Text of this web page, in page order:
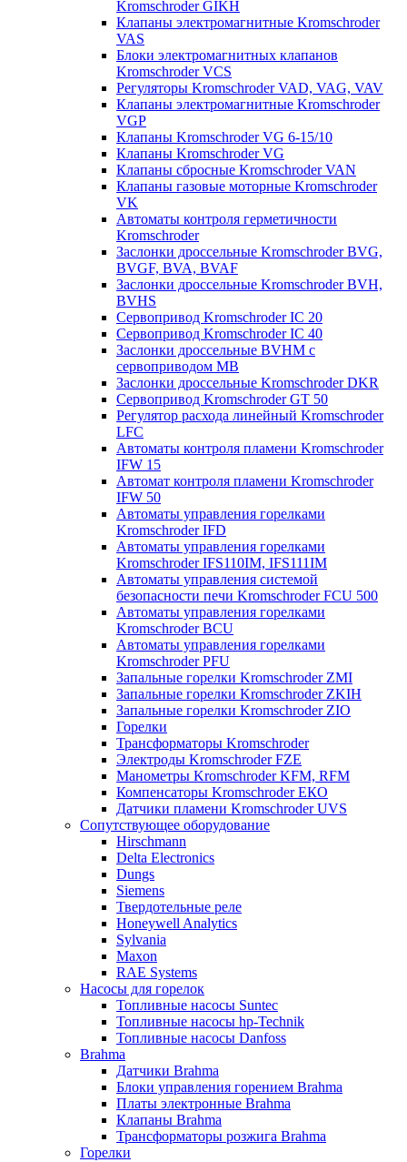
Kromschroder GIKH
Клапаны электромагнитные Kromschroder
VAS
Блоки электромагнитных клапанов
Kromschroder VCS
Регуляторы Kromschroder VAD, VAG, VAV
Клапаны электромагнитные Kromschroder
VGP
Клапаны Kromschroder VG 6-15/10
Клапаны Kromschroder VG
Клапаны сбросные Kromschroder VAN
Клапаны газовые моторные Kromschroder
VK
Автоматы контроля герметичности
Kromschroder
Заслонки дроссельные Kromschroder BVG,
BVGF, BVA, BVAF
Заслонки дроссельные Kromschroder BVH,
BVHS
Сервопривод Kromschroder IC 20
Сервопривод Kromschroder IC 40
Заслонки дроссельные BVHM с
сервоприводом МВ
Заслонки дроссельные Kromschroder DKR
Cервопривод Kromschroder GT 50
Регулятор расхода линейный Kromschroder
LFC
Автоматы контроля пламени Kromschroder
IFW 15
Автомат контроля пламени Kromschroder
IFW 50
Автоматы управления горелками
Kromschroder IFD
Автоматы управления горелками
Kromschroder IFS110IM, IFS111IM
Автоматы управления системой
безопасности печи Kromschroder FCU 500
Автоматы управления горелками
Kromschroder BCU
Автоматы управления горелками
Kromschroder PFU
Запальные горелки Kromschroder ZМI
Запальные горелки Kromschroder ZKIH
Запальные горелки Kromschroder ZIO
Горелки
Трансформаторы Kromschroder
Электроды Kromschroder FZE
Манометры Kromschroder KFM, RFM
Компенсаторы Kromschroder ЕКО
Датчики пламени Kromschroder UVS
Сопутствующее оборудование
Hirschmann
Delta Electronics
Dungs
Siemens
Твердотельные реле
Honeywell Analytics
Sylvania
Maxon
RAE Systems
Насосы для горелок
Топливные насосы Suntec
Топливные насосы hp-Technik
Топливные насосы Danfoss
Brahma
Датчики Brahma
Блоки управления горением Brahma
Платы электронные Brahma
Клапаны Brahma
Трансформаторы розжига Brahma
Горелки